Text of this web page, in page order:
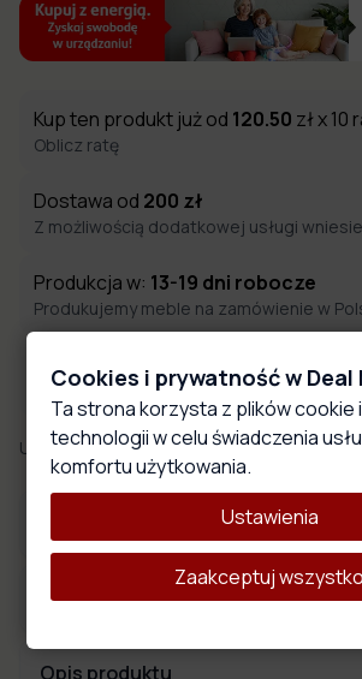
Kup ten produkt już od 120.50 zł x 10
Oblicz ratę
Dostawa od 200 zł
Z możliwością dodatkowej usługi
Produkcja w: 13-19 dni robocze
Produkujemy meble na zamówienie w
Zakupy objęte ochroną kupującego
Zakupy chronione są programem
Udostępnij:
Wymiary produktu
Opis produktu
Cookies i prywatność w Deal
Ta strona korzysta z plików cookie
technologii w celu świadczenia
komfortu użytkowania.
Ustawienia
Zaakceptuj wszystko